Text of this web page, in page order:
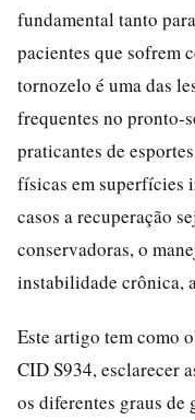
fundamental tanto
pacientes que sofrem
tornozelo é uma das
frequentes no pronto-
praticantes de
físicas em superfícies
casos a recuperação
conservadoras, o
instabilidade crônica,
Este artigo tem como
CID S934, esclarecer
os diferentes graus de